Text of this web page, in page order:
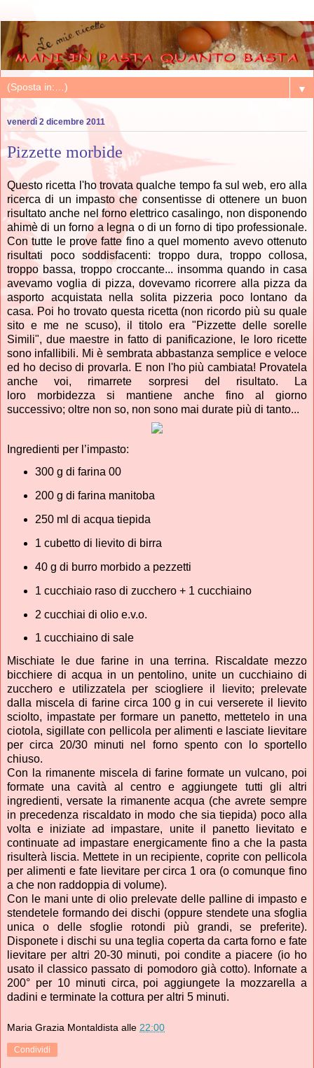
▼
venerdì 2 dicembre 2011
Pizzette morbide
Questo ricetta l'ho trovata qualche tempo fa sul web, ero alla
ricerca di un impasto che consentisse di ottenere un buon
risultato anche nel forno elettrico casalingo, non disponendo
ahimè di un forno a legna o di un forno di tipo professionale.
Con tutte le prove fatte fino a quel momento avevo ottenuto
risultati poco soddisfacenti: troppo dura, troppo collosa,
troppo bassa, troppo croccante... insomma quando in casa
avevamo voglia di pizza, dovevamo ricorrere alla pizza da
asporto acquistata nella solita pizzeria poco lontano da
casa. Poi ho trovato questa ricetta (non ricordo più su quale
sito e me ne scuso), il titolo era "Pizzette delle sorelle
Simili", due maestre in fatto di panificazione, le loro ricette
sono infallibili. Mi è sembrata abbastanza semplice e veloce
ed ho deciso di provarla. E non l'ho più cambiata! Provatela
anche voi, rimarrete sorpresi del risultato. La
loro morbidezza si mantiene anche fino al giorno
successivo; oltre non so, non sono mai durate più di tanto...
Ingredienti per l’impasto:
300 g di farina 00
200 g di farina manitoba
250 ml di acqua tiepida
1 cubetto di lievito di birra
40 g di burro morbido a pezzetti
1 cucchiaio raso di zucchero + 1 cucchiaino
2 cucchiai di olio e.v.o.
1 cucchiaino di sale
Mischiate le due farine in una terrina. Riscaldate mezzo
bicchiere di acqua in un pentolino, unite un cucchiaino di
zucchero e utilizzatela per sciogliere il lievito; prelevate
dalla miscela di farine circa 100 g in cui verserete il lievito
sciolto, impastate per formare un panetto, mettetelo in una
ciotola, sigillate con pellicola per alimenti e lasciate lievitare
per circa 20/30 minuti nel forno spento con lo sportello
chiuso.
Con la rimanente miscela di farine formate un vulcano, poi
formate una cavità al centro e aggiungete tutti gli altri
ingredienti, versate la rimanente acqua (che avrete sempre
in precedenza riscaldato in modo che sia tiepida) poco alla
volta e iniziate ad impastare, unite il panetto lievitato e
continuate ad impastare energicamente fino a che la pasta
risulterà liscia. Mettete in un recipiente, coprite con pellicola
per alimenti e fate lievitare per circa 1 ora (o comunque fino
a che non raddoppia di volume).
Con le mani unte di olio prelevate delle palline di impasto e
stendetele formando dei dischi (oppure stendete una sfoglia
unica o delle sfoglie rotondi più grandi, se preferite).
Disponete i dischi su una teglia coperta da carta forno e fate
lievitare per altri 20-30 minuti, poi condite a piacere (io ho
usato il classico passato di pomodoro già cotto). Infornate a
200° per 10 minuti circa, poi aggiungete la mozzarella a
dadini e terminate la cottura per altri 5 minuti.
Maria Grazia Montaldista alle 22:00
Condividi